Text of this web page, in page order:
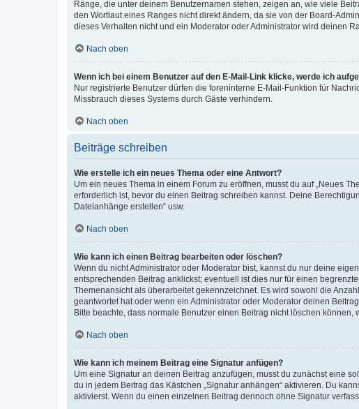
Ränge, die unter deinem Benutzernamen stehen, zeigen an, wie viele
den Wortlaut eines Ranges nicht direkt ändern, da sie von der Board-
dieses Verhalten nicht und ein Moderator oder Administrator wird deinen
Nach oben
Wenn ich bei einem Benutzer auf den E-Mail-Link klicke, werde ich
Nur registrierte Benutzer dürfen die foreninterne E-Mail-Funktion für
Missbrauch dieses Systems durch Gäste verhindern.
Nach oben
Beiträge schreiben
Wie erstelle ich ein neues Thema oder eine Antwort?
Um ein neues Thema in einem Forum zu eröffnen, musst du auf „Neues
erforderlich ist, bevor du einen Beitrag schreiben kannst. Deine
Dateianhänge erstellen“ usw.
Nach oben
Wie kann ich einen Beitrag bearbeiten oder löschen?
Wenn du nicht Administrator oder Moderator bist, kannst du nur deine
entsprechenden Beitrag anklickst; eventuell ist dies nur für einen
Themenansicht als überarbeitet gekennzeichnet. Es wird sowohl die
geantwortet hat oder wenn ein Administrator oder Moderator deinen
Bitte beachte, dass normale Benutzer einen Beitrag nicht löschen
Nach oben
Wie kann ich meinem Beitrag eine Signatur anfügen?
Um eine Signatur an deinen Beitrag anzufügen, musst du zunächst eine
du in jedem Beitrag das Kästchen „Signatur anhängen“ aktivieren. Du
aktivierst. Wenn du einen einzelnen Beitrag dennoch ohne Signatur